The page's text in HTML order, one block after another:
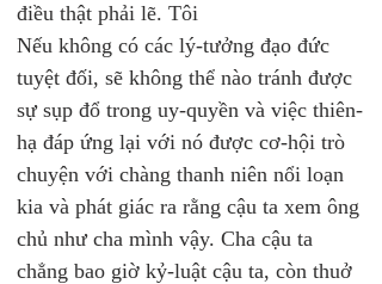
điều thật phải lẽ. Tôi
Nếu không có các lý-tưởng đạo đức
tuyệt đối, sẽ không thể nào tránh được
sự sụp đổ trong uy-quyền và việc thiên-
hạ đáp ứng lại với nó được cơ-hội trò
chuyện với chàng thanh niên nổi loạn
kia và phát giác ra rằng cậu ta xem ông
chủ như cha mình vậy. Cha cậu ta
chẳng bao giờ kỷ-luật cậu ta, còn thuở